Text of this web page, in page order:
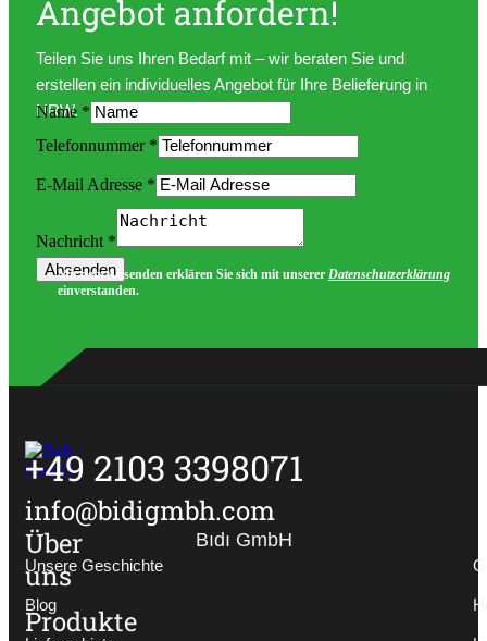
Angebot anfordern!
Teilen Sie uns Ihren Bedarf mit – wir beraten Sie und
erstellen ein individuelles Angebot für Ihre Belieferung in
NRW.
Name *
Telefonnummer *
Telefonnummer
E-Mail Adresse *
Nachricht *
Absenden
Mit dem Absenden erklären Sie sich mit unserer Datenschutzerklärung
einverstanden.
+49 2103 3398071
info@bidigmbh.com
Über
uns
Produkte
Bıdı GmbH
Unsere Geschichte
Blog